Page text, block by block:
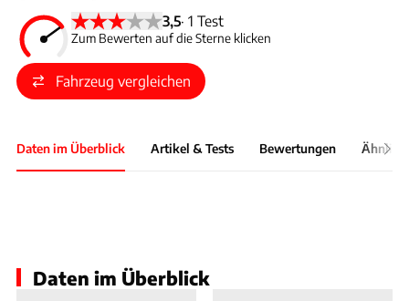
3,5· 1 Test
Zum Bewerten auf die Sterne klicken
Fahrzeug vergleichen
Daten im Überblick Artikel & Tests Bewertungen
Daten im Überblick